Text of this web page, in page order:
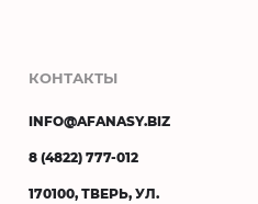
КОНТАКТЫ
INFO@AFANASY.BIZ
8 (4822) 777-012
170100, ТВЕРЬ, УЛ.